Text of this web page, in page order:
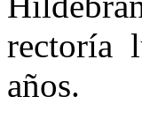
rectoría
años.